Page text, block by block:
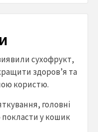
сухофрукт,
здоров’я та
користю.
головні
покласти у кошик